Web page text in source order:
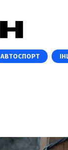
АВТОСПОРТ